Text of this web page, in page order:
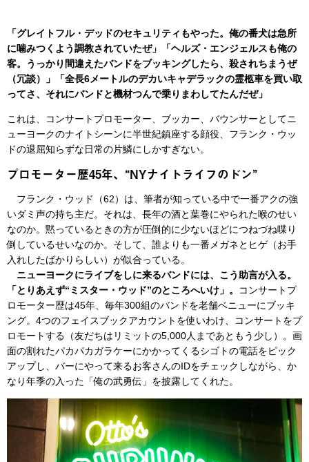
「グレイトフル・デッドのセキュリティもやった。俺の番犬は急所
に噛みつくよう調教されていたぜ」「ヘルズ・エンジェルスも俺の
客。うっかり間違えたバンドをブッキングしたら、殺されちまうぜ
（冗談）」「全長6メートルのデカいキャデラックの霊柩車を買い取
ってさ、それにバンドと機材つんで乗りまわしてたんだぜ」
これは、コンサートプロモーター、ブッカー、バウンサーとしてニ
ューヨークのナイトシーンに半世紀鎮座する顔役、フランク・ウッ
ドの退屈知らずな日常の片鱗にしかすぎない。
プロモーター歴45年、“NYナイトライフのドン”
フランク・ウッド（62）は、筆者が知っている中で一番アクの強
いダミ声の持ち主だ。それは、長年の酒と葉巻にやられた喉のせい
なのか。黙っているときの方が圧倒的に少ないほどにつねづね喋り
倒しているせいなのか。そして、誰よりも一番メガネとヒゲ（お手
入れしたばかりらしい）が似合っている。
ニューヨークにライブをしに来るバンドには、こう助言が入る。
「とりあえず“ミスター・ウッド”のところへいけ」。
コンサートプ
ロモーター歴は45年、毎年300組のバンドを老舗ベニューにブッキ
ング。4つのフェイスブックアカウントを使いわけ、コンサートをプ
ロモートする（友だちはリミットの5,000人まであともう少し）。画
面の割れたパカパカガラケーにかかってくるシゴトの電話をピック
アップし、バーにやって来るお客さんのIDをチェックしながら、か
なり年季の入った「俺の武勇伝」を披露してくれた。